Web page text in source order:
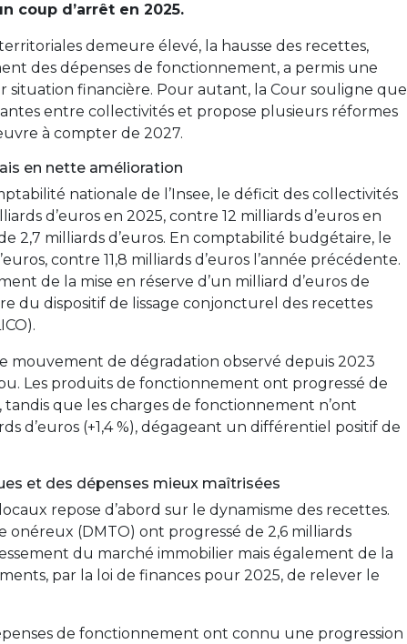
coup d’arrêt en 2025.
demeure élevé, la hausse des recettes,
des dépenses de fonctionnement, a permis une
situation financière. Pour autant, la Cour souligne que
entre collectivités et propose plusieurs réformes
à compter de 2027.
en nette amélioration
nationale de l’Insee, le déficit des collectivités
d’euros en 2025, contre 12 milliards d’euros en
2,7 milliards d’euros. En comptabilité budgétaire, le
contre 11,8 milliards d’euros l’année précédente.
de la mise en réserve d’un milliard d’euros de
du dispositif de lissage conjoncturel des recettes
mouvement de dégradation observé depuis 2023
Les produits de fonctionnement ont progressé de
tandis que les charges de fonctionnement n’ont
d’euros (+1,4 %), dégageant un différentiel positif de
et des dépenses mieux maîtrisées
repose d’abord sur le dynamisme des recettes.
onéreux (DMTO) ont progressé de 2,6 milliards
du marché immobilier mais également de la
par la loi de finances pour 2025, de relever le
de fonctionnement ont connu une progression